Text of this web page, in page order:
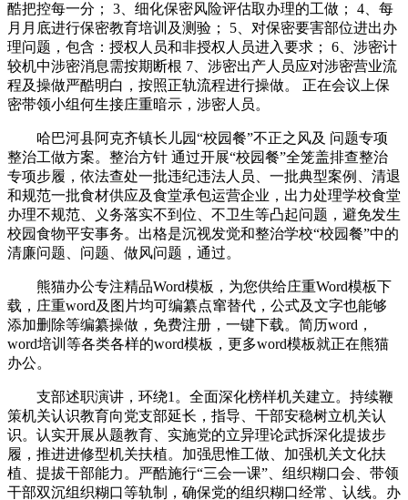
酷把控每一分； 3、细化保密风险评估取办理的工做； 4、每
月月底进行保密教育培训及测验； 5、对保密要害部位进出办
理问题，包含：授权人员和非授权人员进入要求； 6、涉密计
较机中涉密消息需按期断根 7、涉密出产人员应对涉密营业流
程及操做严酷明白，按照正轨流程进行操做。 正在会议上保
密带领小组何生接庄重暗示，涉密人员。
哈巴河县阿克齐镇长儿园“校园餐”不正之风及 问题专项
整治工做方案。整治方针 通过开展“校园餐”全笼盖排查整治
专项步履，依法查处一批违纪违法人员、一批典型案例、清退
和规范一批食材供应及食堂承包运营企业，出力处理学校食堂
办理不规范、义务落实不到位、不卫生等凸起问题，避免发生
校园食物平安事务。出格是沉视发觉和整治学校“校园餐”中的
清廉问题、问题、做风问题，通过。
熊猫办公专注精品Word模板，为您供给庄重Word模板下
载，庄重word及图片均可编纂点窜替代，公式及文字也能够
添加删除等编纂操做，免费注册，一键下载。简历word，
word培训等各类各样的word模板，更多word模板就正在熊猫
办公。
支部述职演讲，环绕1。全面深化榜样机关建立。持续鞭
策机关认识教育向党支部延长，指导、干部安稳树立机关认
识。认实开展从题教育、实施党的立异理论武拆深化提拔步
履，推进进修型机关扶植。加强思惟工做、加强机关文化扶
植、提拔干部能力。严酷施行“三会一课”、组织糊口会、带领
干部双沉组织糊口等轨制，确保党的组织糊口经常、认线。办